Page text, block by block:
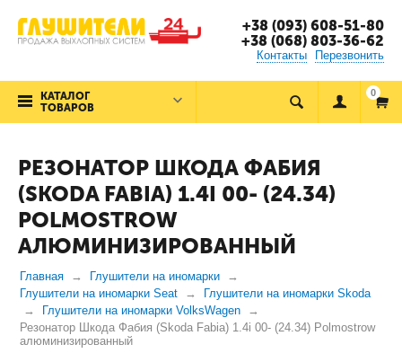
+38 (093) 608-51-80
+38 (068) 803-36-62
Контакты Перезвонить
КАТАЛОГ
ТОВАРОВ
0
РЕЗОНАТОР ШКОДА ФАБИЯ
(SKODA FABIA) 1.4I 00- (24.34)
POLMOSTROW
АЛЮМИНИЗИРОВАННЫЙ
Главная
Глушители на иномарки
Глушители на иномарки Seat
Глушители на иномарки Skoda
Глушители на иномарки VolksWagen
Резонатор Шкода Фабия (Skoda Fabia) 1.4i 00- (24.34) Polmostrow
алюминизированный